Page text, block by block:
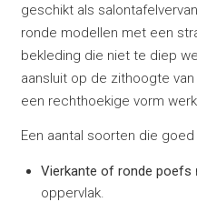
geschikt als
ronde modellen met een
bekleding die niet te diep
aansluit op de zithoogte
een rechthoekige vorm
Een aantal soorten die
Vierkante of ronde poefs
oppervlak.